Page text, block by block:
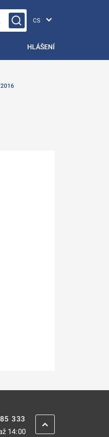
Vyhledávání na webu…
HLÁŠENÍ
2016
333
14:00
ZPĚT NAHORU